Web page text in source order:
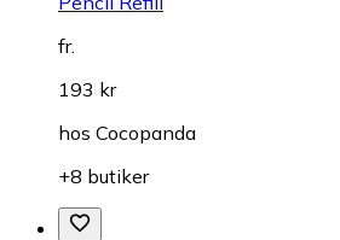
fr.
193 kr
hos Cocopanda
+8 butiker